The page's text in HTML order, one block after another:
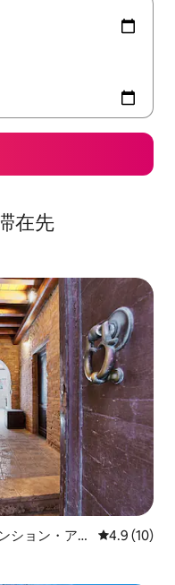
在先
ション・アパ
レビュー10
4.9 (10)